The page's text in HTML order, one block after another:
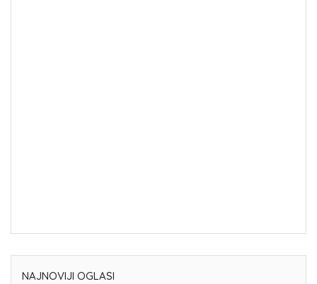
NAJNOVIJI OGLASI